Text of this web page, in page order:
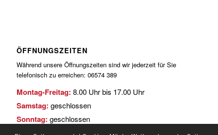
ÖFFNUNGSZEITEN
Während unsere Öffnungszeiten sind wir jederzeit für Sie
telefonisch zu erreichen: 06574 389
Montag-Freitag: 8.00 Uhr bis 17.00 Uhr
Samstag: geschlossen
Sonntag: geschlossen